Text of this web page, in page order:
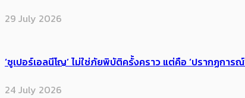
29 July 2026
‘ซูเปอร์เอลนีโญ’ ไม่ใช่ภัยพิบัติครั้งคราว แต่คือ ‘ปรากฏกา
24 July 2026